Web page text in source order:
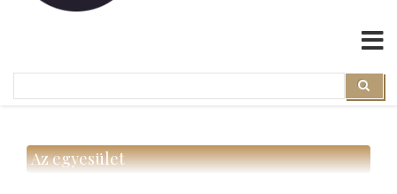
Search
Az egyesület